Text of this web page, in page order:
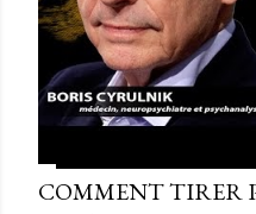
COMMENT TIRER